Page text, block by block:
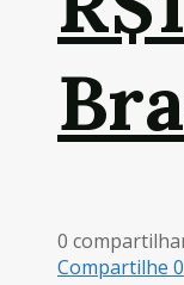
0
Compartilhe 0